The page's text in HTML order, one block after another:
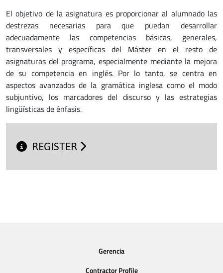
El objetivo de la asignatura es proporcionar al alumnado las
destrezas necesarias para que puedan desarrollar
adecuadamente las competencias básicas, generales,
transversales y específicas del Máster en el resto de
asignaturas del programa, especialmente mediante la mejora
de su competencia en inglés. Por lo tanto, se centra en
aspectos avanzados de la gramática inglesa como el modo
subjuntivo, los marcadores del discurso y las estrategias
lingüísticas de énfasis.
REGISTER
Gerencia
Contractor Profile